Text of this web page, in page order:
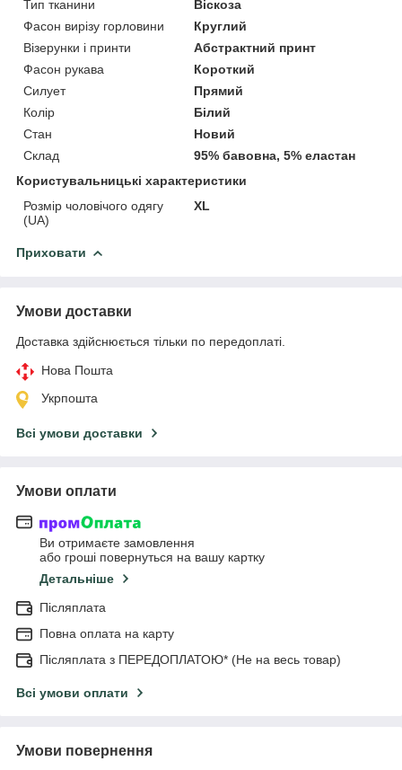
Тип тканини
Віскоза
Фасон вирізу горловини
Круглий
Візерунки і принти
Абстрактний принт
Фасон рукава
Короткий
Силует
Прямий
Колір
Білий
Стан
Новий
Склад
95% бавовна, 5% еластан
Користувальницькі характеристики
Розмір чоловічого одягу
(UA)
XL
Приховати
Умови доставки
Доставка здійснюється тільки по передоплаті.
Нова Пошта
Укрпошта
Всі умови доставки
Умови оплати
Ви отримаєте замовлення
або гроші повернуться на вашу картку
Детальніше
Післяплата
Повна оплата на карту
Післяплата з ПЕРЕДОПЛАТОЮ* (Не на весь товар)
Всі умови оплати
Умови повернення